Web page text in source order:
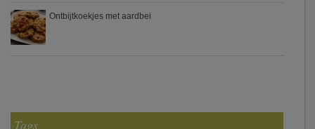
Ontbijtkoekjes met aardbei
Tags